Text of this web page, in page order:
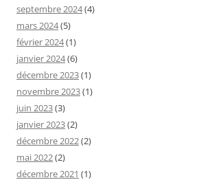
septembre 2024(4)
mars 2024(5)
février 2024(1)
janvier 2024(6)
décembre 2023(1)
novembre 2023(1)
juin 2023(3)
janvier 2023(2)
décembre 2022(2)
mai 2022(2)
décembre 2021 (1)